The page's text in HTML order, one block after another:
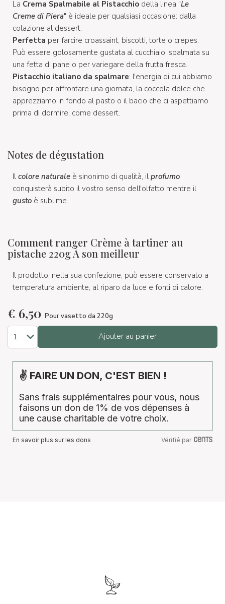
La Crema Spalmabile al Pistacchio della linea "Le
Creme di Piera" è ideale per qualsiasi occasione: dalla
colazione al dessert.
Perfetta per farcire croassaint, biscotti, torte o crepes.
Può essere golosamente gustata al cucchiaio, spalmata su
una fetta di pane o per variegare della frutta fresca.
Pistacchio italiano da spalmare: l'energia di cui abbiamo
bisogno per affrontare una giornata, la coccola dolce che
apprezziamo in fondo al pasto o il bacio che ci aspettiamo
prima di dormire, come dessert.
Notes de dégustation
Il colore naturale è sinonimo di qualità, il profumo
conquisterà subito il vostro senso dell'olfatto mentre il
gusto è sublime.
Comment ranger Crème à tartiner au
pistache 220g À son meilleur
Il prodotto, nella sua confezione, può essere conservato a
temperatura ambiente, al riparo da luce e fonti di calore.
€ 6,50 Pour vasetto da 220g
Ajouter au panier
✌ FAIRE UN DON, C'EST BIEN !
Sans frais supplémentaires pour vous, nous
faisons un don de 1% de vos dépenses à
une cause charitable de votre choix.
En savoir plus sur les dons Vérifié par